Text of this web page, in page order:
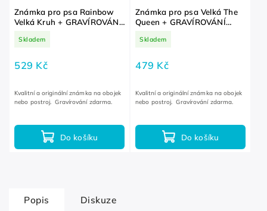
Známka pro psa Rainbow
Velká Kruh + GRAVÍROVÁNÍ
Skladem
529 Kč
Do košíku
Kvalitní a originální známka na obojek
nebo postroj. Gravírování zdarma.
Známka pro psa Velká The
Queen + GRAVÍROVÁNÍ
Skladem
479 Kč
Do košíku
Kvalitní a originální známka na obojek
nebo postroj. Gravírování zdarma.
Popis Diskuze